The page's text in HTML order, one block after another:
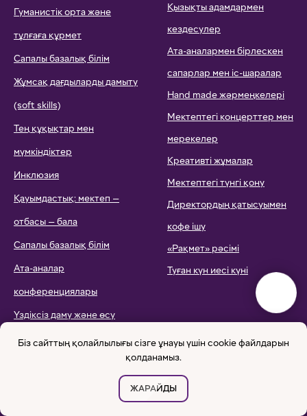
Біз сайттың қолайлылығы сізге ұнауы үшін cookie файлдарын
қолданамыз.
ЖАРАЙДЫ
Гуманистік орта және
тұлғаға құрмет
Сапалы базалық білім
Жұмсақ дағдыларды дамыту
(soft skills)
Тең құқықтар мен
мүмкіндіктер
Инклюзия
Қауымдастық: мектеп —
отбасы — бала
Сапалы базалық білім
Ата-аналар
конференциялары
Үздіксіз даму және өсу
Саналы ата-аналық
Қызықты адамдармен
кездесулер
Ата-аналармен бірлескен
сапарлар мен іс-шаралар
Hand made жәрмеңкелері
Мектептегі концерттер мен
мерекелер
Креативті жұмалар
Мектептегі түнгі қону
Директордың қатысуымен
кофе ішу
«Рақмет» рәсімі
Туған күн иесі күні